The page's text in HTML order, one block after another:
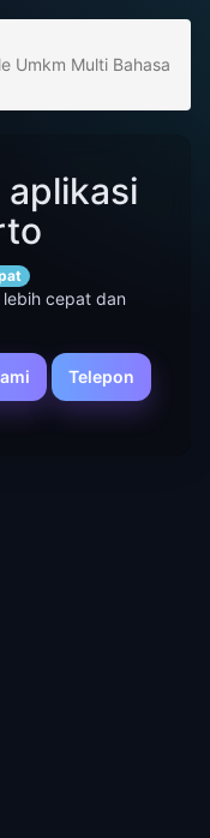
Umkm Multi Bahasa
cepat dan
Telepon